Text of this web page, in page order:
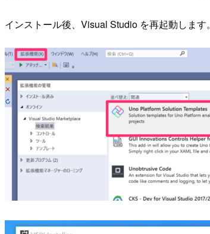
インストール後、Visual Studio を再起動します。